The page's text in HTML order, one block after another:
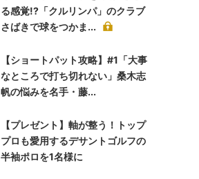
る感覚!?「クルリンパ」のクラブ
さばきで球をつかま...
【ショートパット攻略】#1「大事
なところで打ち切れない」桑木志
帆の悩みを名手・藤...
【プレゼント】軸が整う！トップ
プロも愛用するデサントゴルフの
半袖ポロを1名様に